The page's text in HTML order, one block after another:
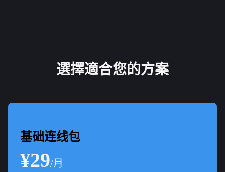
選擇適合您的方案
基础连线包
¥29/月